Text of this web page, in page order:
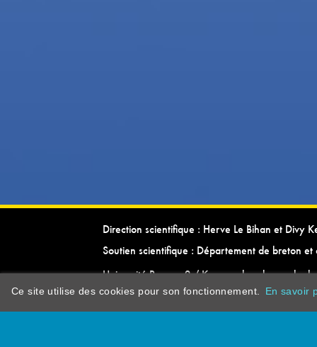
Direction scientifique : Herve Le Bihan et Divy
Soutien scientifique : Département de breton et
Université Rennes 2 / Kevrenn brezhoneg ha
Ce site utilise des cookies pour son fonctionnement. En savoir